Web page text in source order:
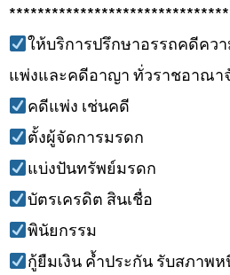
ให้บริการปรึกษาอรรถคดีคว
แพ่งและคดีอาญา ทั่วราชอาณา
คดีแพ่ง เช่นคดี
ตั้งผู้จัดการมรดก
แบ่งปันทรัพย์มรดก
บัตรเครดิต สินเชื่อ
พินัยกรรม
กู้ยืมเงิน ค้ำประกัน รับสภาพ